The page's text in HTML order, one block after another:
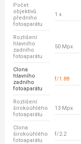
Počet
objektivů
předního
fotoaparátu
1 x
Rozlišení
hlavního
zadního
fotoaparátu
50 Mpx
Clona
hlavního
zadního
fotoaparátu
f/1.88
Rozlišení
širokoúhlého
fotoaparátu
13 Mpx
Clona
širokoúhlého
fotoaparátu
f/2.2